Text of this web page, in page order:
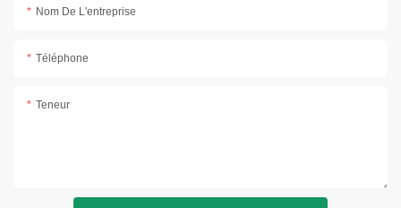
Nom De L'entreprise
Téléphone
Teneur